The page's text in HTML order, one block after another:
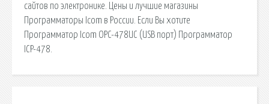
сайтов по электронике. Цены и лучшие магазины
Программаторы Icom в России. Если Вы хотите
Программатор Icom OPC-478UC (USB порт) Программатор
ICP-478.